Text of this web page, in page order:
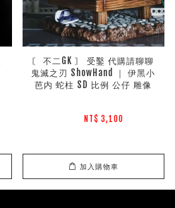
〘 不二GK 〙 受鑿 代購請聊聊
鬼滅之刃 ShowHand ｜ 伊黑小
芭内 蛇柱 SD 比例 公仔 雕像
NT$ 3,100
加入購物車